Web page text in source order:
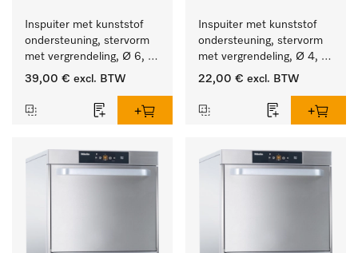
Inspuiter met kunststof
ondersteuning, stervorm
met vergrendeling, Ø 6,
lengte 275 mm.
39,00 € excl. BTW
Inspuiter met kunststof
ondersteuning, stervorm
met vergrendeling, Ø 4,
lengte 110 mm.
22,00 € excl. BTW